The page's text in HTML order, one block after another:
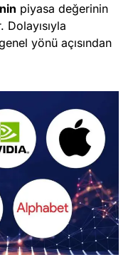
piyasa değerinin
yönü açısından